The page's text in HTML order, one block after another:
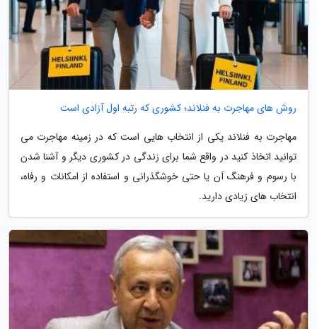
روش های مهاجرت به فنلاند؛ کشوری که رتبه اول آزادی است
مهاجرت به فنلاند یکی از انتخاب هایی است که در زمینه مهاجرت می
توانید اتخاذ کنید در واقع شما برای زندگی در کشوری دیگر و آشنا شدن
با رسوم و فرهنگ آن یا حتی خوشگذرانی و استفاده از امکانات و رفاه،
انتخاب های زیادی دارید.